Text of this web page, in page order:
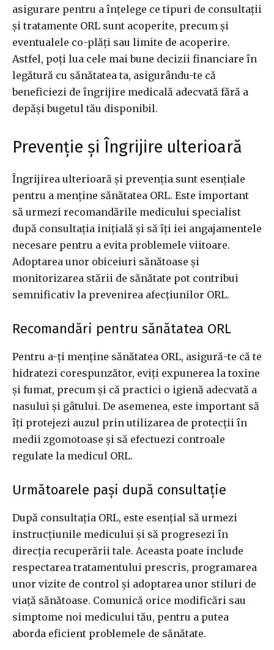
asigurare pentru a înțelege ce tipuri de consultații
și tratamente ORL sunt acoperite, precum și
eventualele co-plăți sau limite de acoperire.
Astfel, poți lua cele mai bune decizii financiare în
legătură cu sănătatea ta, asigurându-te că
beneficiezi de îngrijire medicală adecvată fără a
depăși bugetul tău disponibil.
Prevenție și Îngrijire ulterioară
Îngrijirea ulterioară și prevenția sunt esențiale
pentru a menține sănătatea ORL. Este important
să urmezi recomandările medicului specialist
după consultația inițială și să îți iei angajamentele
necesare pentru a evita problemele viitoare.
Adoptarea unor obiceiuri sănătoase și
monitorizarea stării de sănătate pot contribui
semnificativ la prevenirea afecțiunilor ORL.
Recomandări pentru sănătatea ORL
Pentru a-ți menține sănătatea ORL, asigură-te că te
hidratezi corespunzător, eviți expunerea la toxine
și fumat, precum și că practici o igienă adecvată a
nasului și gâtului. De asemenea, este important să
îți protejezi auzul prin utilizarea de protecții în
medii zgomotoase și să efectuezi controale
regulate la medicul ORL.
Următoarele pași după consultație
După consultația ORL, este esențial să urmezi
instrucțiunile medicului și să progresezi în
direcția recuperării tale. Aceasta poate include
respectarea tratamentului prescris, programarea
unor vizite de control și adoptarea unor stiluri de
viață sănătoase. Comunică orice modificări sau
simptome noi medicului tău, pentru a putea
aborda eficient problemele de sănătate.